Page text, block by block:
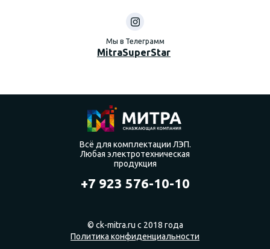
Мы в Телеграмм
MitraSuperStar
Всё для комплектации ЛЭП.
Любая электротехническая
продукция
+7 923 576-10-10
© ck-mitra.ru с 2018 года
Политика конфиденциальности